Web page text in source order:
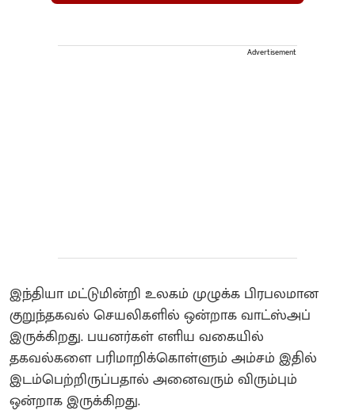
Advertisement
இந்தியா மட்டுமின்றி உலகம் முழுக்க பிரபலமான
குறுந்தகவல் செயலிகளில் ஒன்றாக வாட்ஸ்அப்
இருக்கிறது. பயனர்கள் எளிய வகையில்
தகவல்களை பரிமாறிக்கொள்ளும் அம்சம் இதில்
இடம்பெற்றிருப்பதால் அனைவரும் விரும்பும்
ஒன்றாக இருக்கிறது.